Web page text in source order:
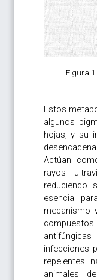
Figura
Estos
algunos
hojas, y su
Actúan
rayos
reduciendo
esencial
mecanismo
infecciones
repelentes
animales